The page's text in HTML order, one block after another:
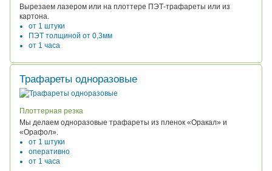
Вырезаем лазером или на плоттере ПЭТ-трафареты или из
картона.
от 1 штуки
ПЭТ толщиной от 0,3мм
от 1 часа
Плоттерная резка
Мы делаем одноразовые трафареты из пленок «Оракал» и
«Орафол».
от 1 штуки
оперативно
от 1 часа
Трафареты одноразовые